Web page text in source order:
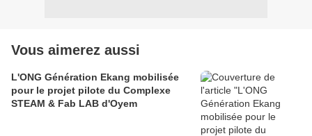
Vous aimerez aussi
L'ONG Génération Ekang mobilisée
pour le projet pilote du Complexe
STEAM & Fab LAB d'Oyem